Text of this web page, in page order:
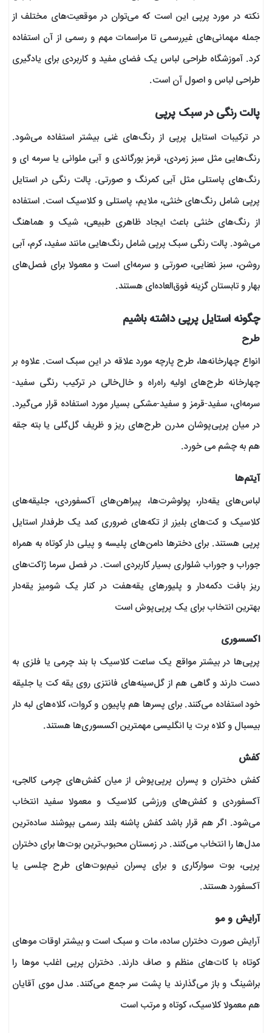
نکته در مورد پرپی این است که می‌توان در موقعیت‌های مختلف از
جمله مهمانی‌های غیررسمی تا مراسمات مهم و رسمی از آن استفاده
کرد. آموزشگاه طراحی لباس یک فضای مفید و کاربردی برای یادگیری
طراحی لباس و اصول آن است.
پالت رنگی در سبک پرپی
در ترکیبات استایل پرپی از رنگ‌های غنی بیشتر استفاده می‌شود.
رنگ‌هایی مثل سبز زمردی، قرمز بورگاندی و آبی ملوانی یا سرمه ای و
رنگ‌های پاستلی مثل آبی کمرنگ و صورتی. پالت رنگی در استایل
پرپی شامل رنگ‌های خنثی، ملایم، پاستلی و کلاسیک است. استفاده
از رنگ‌های خنثی باعث ایجاد ظاهری طبیعی، شیک و هماهنگ
می‌شود. پالت رنگی سبک پرپی شامل رنگ‌هایی مانند سفید، کرم، آبی
روشن، سبز نعنایی، صورتی و سرمه‌ای است و معمولا برای فصل‌های
بهار و تابستان گزینه فوق‌العاده‌ای هستند.
چگونه استایل پرپی داشته باشیم
طرح
انواع چهارخانه‌ها، طرح پارچه مورد علاقه در این سبک است. علاوه بر
چهارخانه طرح‌های اولیه راه‌راه و خال‌خالی در ترکیب رنگی سفید-
سرمه‌ای، سفید-قرمز و سفید-مشکی بسیار مورد استفاده قرار می‌گیرد.
در میان پرپی‌پوشان مدرن طرح‌های ریز و ظریف گل‌گلی یا بته جقه
هم به چشم می‌ خورد.
آیتم‌ها
لباس‌های یقه‌دار، پولوشرت‌ها، پیراهن‌های آکسفوردی، جلیقه‌های
کلاسیک و کت‌های بلیزر از تکه‌های ضروری کمد یک طرفدار استایل
پرپی هستند. برای دخترها دامن‌های پلیسه و پیلی دار کوتاه به همراه
جوراب و جوراب شلواری بسیار کاربردی است. در فصل سرما ژاکت‌های
ریز بافت دکمه‌دار و پلیورهای یقه‌هفت در کنار یک شومیز یقه‌دار
بهترین انتخاب برای یک پرپی‌پوش است
اکسسوری
پرپی‌ها در بیشتر مواقع یک ساعت کلاسیک با بند چرمی یا فلزی به
دست دارند و گاهی هم از گل‌سینه‌های فانتزی روی یقه کت یا جلیقه
خود استفاده می‌کنند. برای پسرها هم پاپیون و کروات، کلاه‌های لبه دار
بیسبال و کلاه برت یا انگلیسی مهمترین اکسسوری‌ها هستند.
کفش
کفش‌ دختران و پسران پرپی‌پوش از میان کفش‌های چرمی کالجی،
آکسفوردی و کفش‌های ورزشی کلاسیک و معمولا سفید انتخاب
می‌شود. اگر هم قرار باشد کفش پاشنه بلند رسمی بپوشند ساده‌ترین
مدل‌ها را انتخاب می‌کنند. در زمستان محبوب‌ترین بوت‌ها برای دختران
پرپی، بوت سوارکاری و برای پسران نیم‌بوت‌های طرح چلسی یا
آکسفورد هستند.
آرایش و مو
آرایش صورت دختران ساده، مات و سبک است و بیشتر اوقات موهای
کوتاه با کات‌های منظم و صاف دارند. دختران پرپی اغلب موها را
براشینگ و باز می‌گذارند یا پشت سر جمع می‌کنند. مدل موی آقایان
هم معمولا کلاسیک، کوتاه و مرتب است